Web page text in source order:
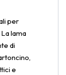
per
lama
di
e